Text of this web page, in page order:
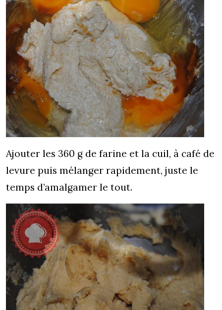
Ajouter les 360 g de farine et la cuil, à café de
levure puis mélanger rapidement, juste le
temps d’amalgamer le tout.